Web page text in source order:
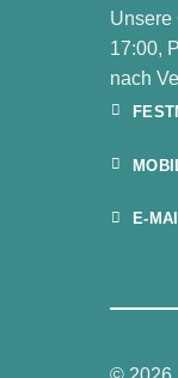
Unsere
17:00,
nach
E-